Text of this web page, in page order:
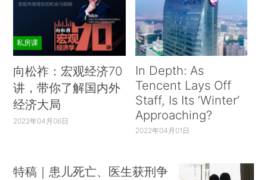
私房课
向松祚：宏观经济70
讲，带你了解国内外
经济大局
2022年04月06日
In Depth: As
Tencent Lays Off
Staff, Is Its ‘Winter’
Approaching?
2022年04月01日
特稿｜患儿死亡、医生获刑争